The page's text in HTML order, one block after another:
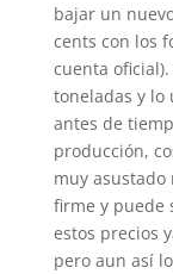
bajar un
cents con los
cuenta
toneladas y lo
antes de
producción,
muy
firme y puede
estos precios
pero aun así